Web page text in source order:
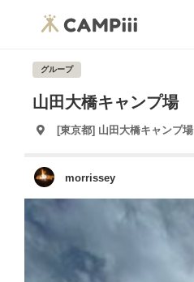
グループ
山田大橋キャンプ場
[東京都] 山田大橋キャンプ場
morrissey